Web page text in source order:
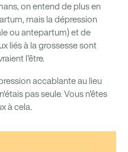
on entend de plus en
mais la dépression
ou antepartum) et de
liés à la grossesse sont
l'être.
accablante au lieu
pas seule. Vous n'êtes
à cela.